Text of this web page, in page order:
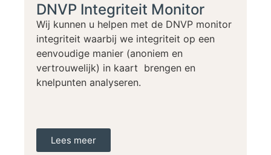
DNVP Integriteit Monitor
Wij kunnen u helpen met de DNVP monitor
integriteit waarbij we integriteit op een
eenvoudige manier (anoniem en
vertrouwelijk) in kaart brengen en
knelpunten analyseren.
Lees meer